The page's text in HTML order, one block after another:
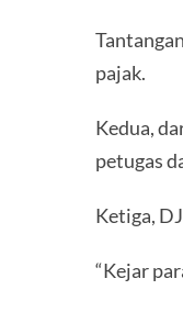
pajak.
Kedua,
petugas
Ketiga,
“Kejar